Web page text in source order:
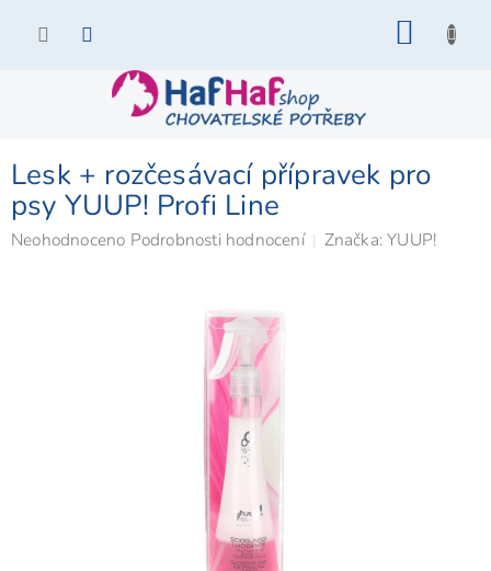
Lesk + rozčesávací přípravek pro
psy YUUP! Profi Line
Průměrné
Neohodnoceno Podrobnosti hodnocení Značka:YUUP!